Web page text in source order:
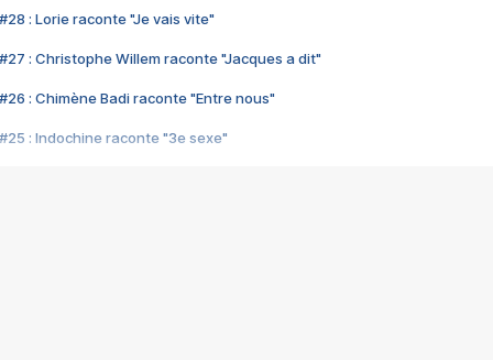
#28 : Lorie raconte "Je vais vite"
#27 : Christophe Willem raconte "Jacques a dit"
#26 : Chimène Badi raconte "Entre nous"
#25 : Indochine raconte "3e sexe"